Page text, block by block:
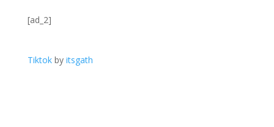
[ad_2]
Tiktok by itsgath